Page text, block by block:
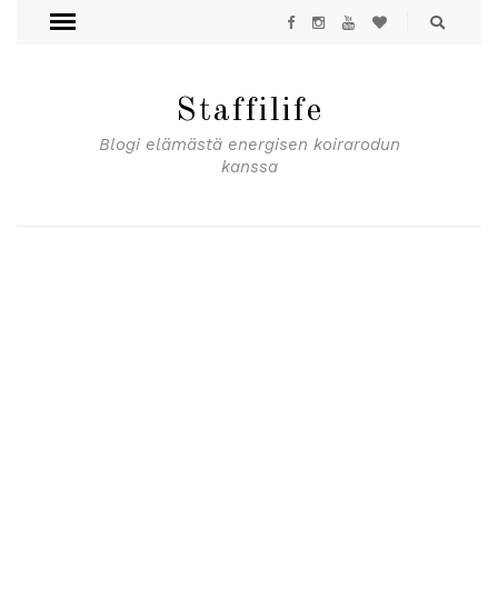
Staffilife
Blogi elämästä energisen koirarodun
kanssa